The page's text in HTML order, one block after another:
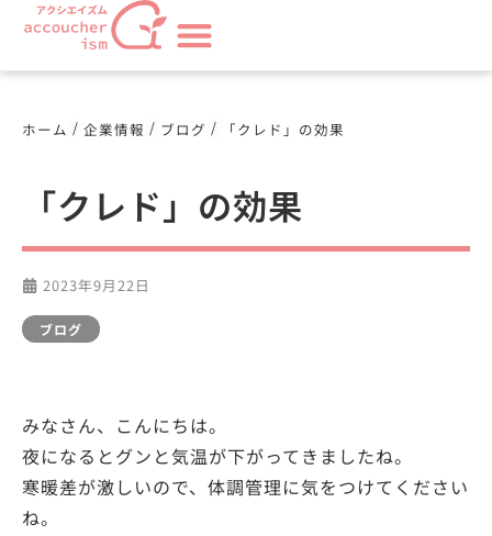
ホーム / 企業情報 / ブログ / 「クレド」の効果
「クレド」の効果
2023年9月22日
ブログ
みなさん、こんにちは。
夜になるとグンと気温が下がってきましたね。
寒暖差が激しいので、体調管理に気をつけてください
ね。